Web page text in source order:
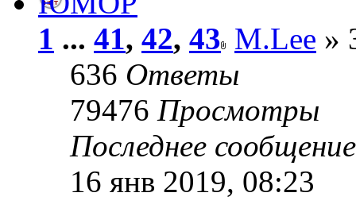
1 ... 41, 42, 43 M.Lee »
636 Ответы
79476 Просмотры
Последнее
16 янв 2019, 08:23